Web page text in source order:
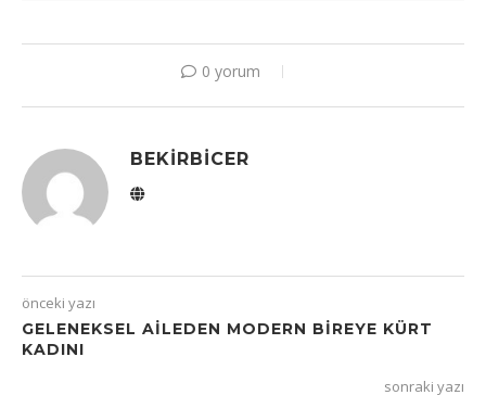
0 yorum
BEKIRBICER
önceki yazı
GELENEKSEL AİLEDEN MODERN BİREYE KÜRT
KADINI
sonraki yazı